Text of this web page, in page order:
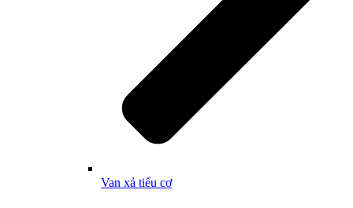
Van xả tiểu cơ